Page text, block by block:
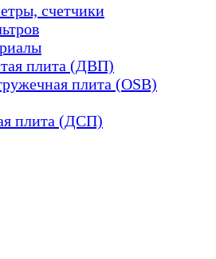
счетчики
плита (ДВП)
плита (OSB)
плита (ДСП)